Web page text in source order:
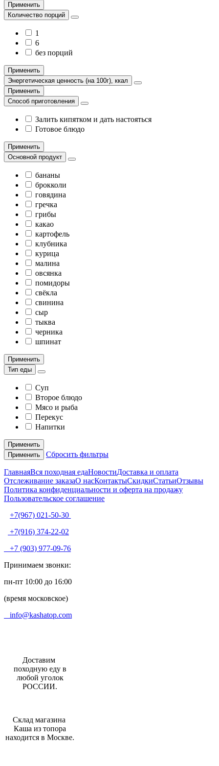
Применить
Количество порций
1
6
без порций
Применить
Энергетическая ценность (на 100г), ккал
Применить
Способ приготовления
Залить кипятком и дать настояться
Готовое блюдо
Применить
Основной продукт
бананы
брокколи
говядина
гречка
грибы
какао
картофель
клубника
курица
малина
овсянка
помидоры
свёкла
свинина
сыр
тыква
черника
шпинат
Применить
Тип еды
Суп
Второе блюдо
Мясо и рыба
Перекус
Напитки
Применить
Применить
Сбросить фильтры
ГлавнаяВся походная едаНовостиДоставка и оплата
Отслеживание заказаО насКонтактыСкидкиСтатьиОтзывы
Политика конфиденциальности и оферта на продажу
Пользовательское соглашение
+7(967) 021-50-30
+7(916) 374-22-02
+7 (903) 977-09-76
Принимаем звонки:
пн-пт 10:00 до 16:00
(время московское)
info@kashatop.com
Доставим
походную еду в
любой уголок
РОССИИ.
Склад магазина
Каша из топора
находится в Москве.